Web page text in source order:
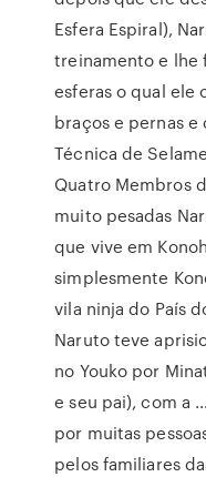
Esfera Espiral),
treinamento e lhe
esferas o qual ele
braços e pernas
Técnica de
Quatro Membros
muito pesadas
que vive em
simplesmente
vila ninja do País
Naruto teve
no Youko por
e seu pai), com a
por muitas
pelos familiares